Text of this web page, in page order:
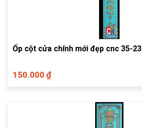
Ốp cột cửa chính mới đẹp cnc 35-23
150.000 ₫